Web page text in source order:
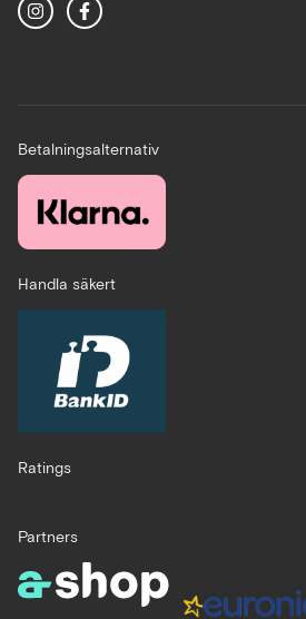
Betalningsalternativ
Handla säkert
Ratings
Partners